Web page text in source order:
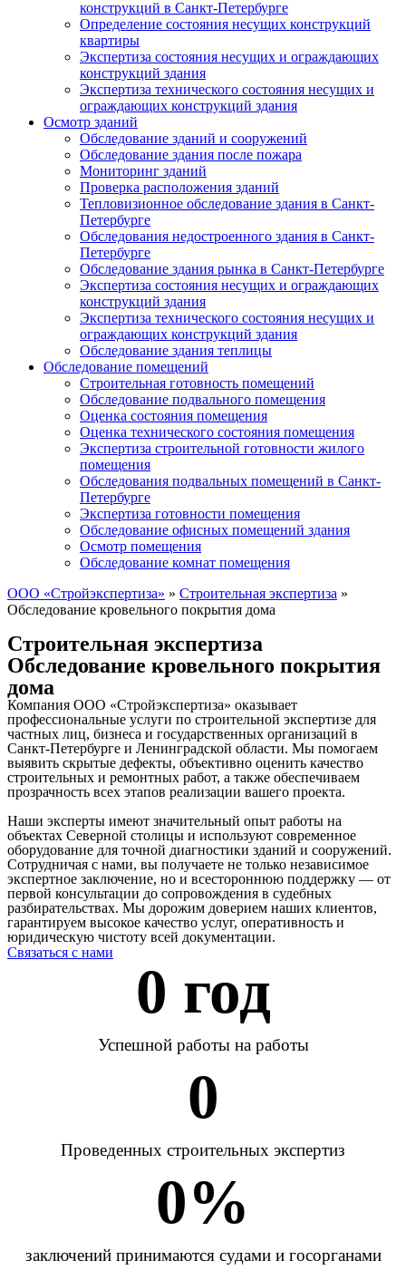
конструкций в Санкт-Петербурге
Определение состояния несущих конструкций
квартиры
Экспертиза состояния несущих и ограждающих
конструкций здания
Экспертиза технического состояния несущих и
ограждающих конструкций здания
Осмотр зданий
Обследование зданий и сооружений
Обследование здания после пожара
Мониторинг зданий
Проверка расположения зданий
Тепловизионное обследование здания в Санкт-
Петербурге
Обследования недостроенного здания в Санкт-
Петербурге
Обследование здания рынка в Санкт-Петербурге
Экспертиза состояния несущих и ограждающих
конструкций здания
Экспертиза технического состояния несущих и
ограждающих конструкций здания
Обследование здания теплицы
Обследование помещений
Строительная готовность помещений
Обследование подвального помещения
Оценка состояния помещения
Оценка технического состояния помещения
Экспертиза строительной готовности жилого
помещения
Обследования подвальных помещений в Санкт-
Петербурге
Экспертиза готовности помещения
Обследование офисных помещений здания
Осмотр помещения
Обследование комнат помещения
ООО «Стройэкспертиза» » Строительная экспертиза »
Обследование кровельного покрытия дома
Строительная экспертиза
Обследование кровельного покрытия
дома
Компания ООО «Стройэкспертиза» оказывает
профессиональные услуги по строительной экспертизе для
частных лиц, бизнеса и государственных организаций в
Санкт-Петербурге и Ленинградской области. Мы помогаем
выявить скрытые дефекты, объективно оценить качество
строительных и ремонтных работ, а также обеспечиваем
прозрачность всех этапов реализации вашего проекта.
Наши эксперты имеют значительный опыт работы на
объектах Северной столицы и используют современное
оборудование для точной диагностики зданий и сооружений.
Сотрудничая с нами, вы получаете не только независимое
экспертное заключение, но и всестороннюю поддержку — от
первой консультации до сопровождения в судебных
разбирательствах. Мы дорожим доверием наших клиентов,
гарантируем высокое качество услуг, оперативность и
юридическую чистоту всей документации.
Связаться с нами
0 год
Успешной работы на работы
0
Проведенных строительных экспертиз
0%
заключений принимаются судами и госорганами